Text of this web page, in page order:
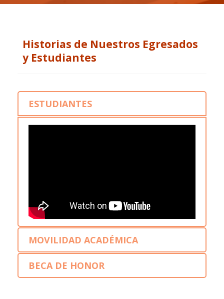
Historias de Nuestros Egresados
y Estudiantes
ESTUDIANTES
MOVILIDAD ACADÉMICA
BECA DE HONOR